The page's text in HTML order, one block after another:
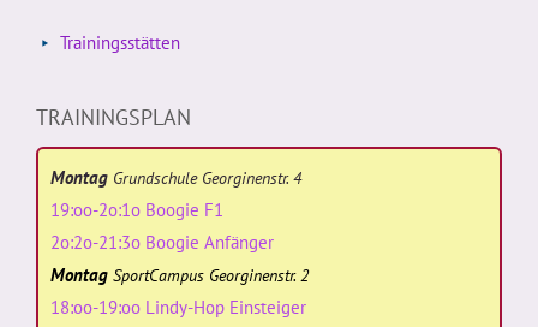
Trainingsstätten
TRAININGSPLAN
Montag Grundschule Georginenstr. 4
19:oo-2o:1o Boogie F1
2o:2o-21:3o Boogie Anfänger
Montag SportCampus Georginenstr. 2
18:oo-19:oo Lindy-Hop Einsteiger